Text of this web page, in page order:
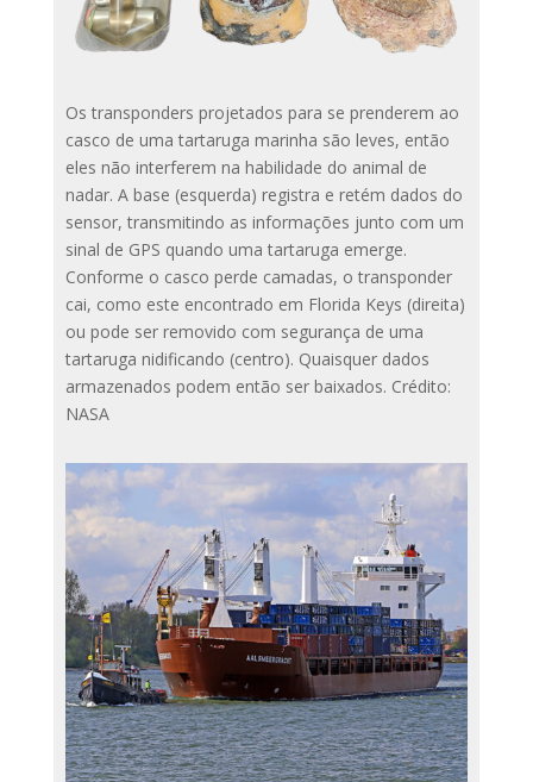
Os transponders projetados para se prenderem ao
casco de uma tartaruga marinha são leves, então
eles não interferem na habilidade do animal de
nadar. A base (esquerda) registra e retém dados do
sensor, transmitindo as informações junto com um
sinal de GPS quando uma tartaruga emerge.
Conforme o casco perde camadas, o transponder
cai, como este encontrado em Florida Keys (direita)
ou pode ser removido com segurança de uma
tartaruga nidificando (centro). Quaisquer dados
armazenados podem então ser baixados. Crédito:
NASA